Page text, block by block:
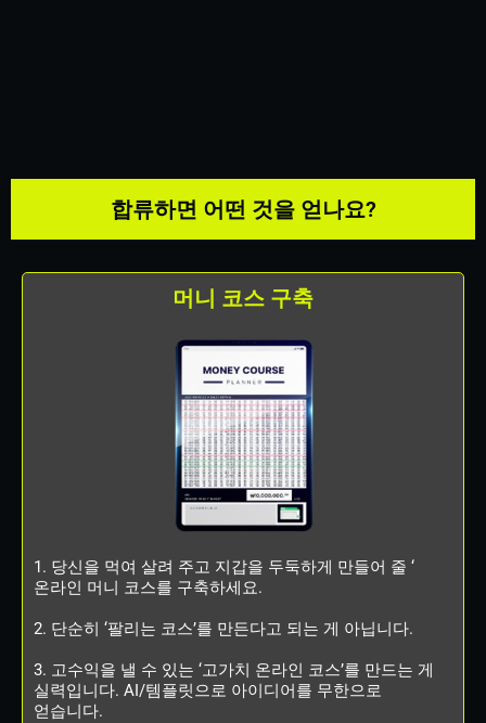
합류하면 어떤 것을 얻나요?
머니 코스 구축
1. 당신을 먹여 살려 주고 지갑을 두둑하게 만들어 줄 ‘
온라인 머니 코스를 구축하세요.
2. 단순히 ‘팔리는 코스’를 만든다고 되는 게 아닙니다.
3. 고수익을 낼 수 있는 ‘고가치 온라인 코스’를 만드는 게
실력입니다. AI/템플릿으로 아이디어를 무한으로
얻습니다.